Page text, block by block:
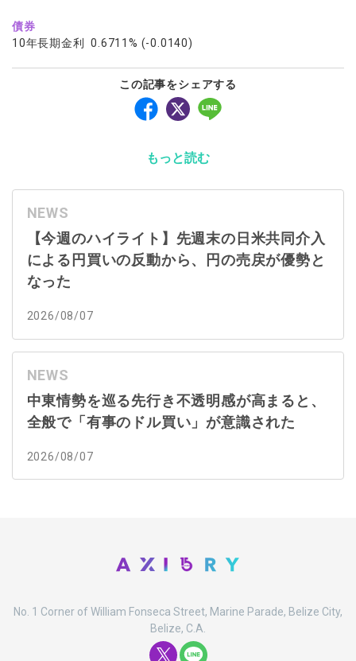
債券
10年長期金利 0.6711% (-0.0140)
この記事をシェアする
もっと読む
NEWS
【今週のハイライト】先週末の日米共同介入
による円買いの反動から、円の売戻が優勢と
なった
2026/08/07
NEWS
中東情勢を巡る先行き不透明感が高まると、
全般で「有事のドル買い」が意識された
2026/08/07
No. 1 Corner of William Fonseca Street, Marine Parade, Belize City,
Belize, C.A.